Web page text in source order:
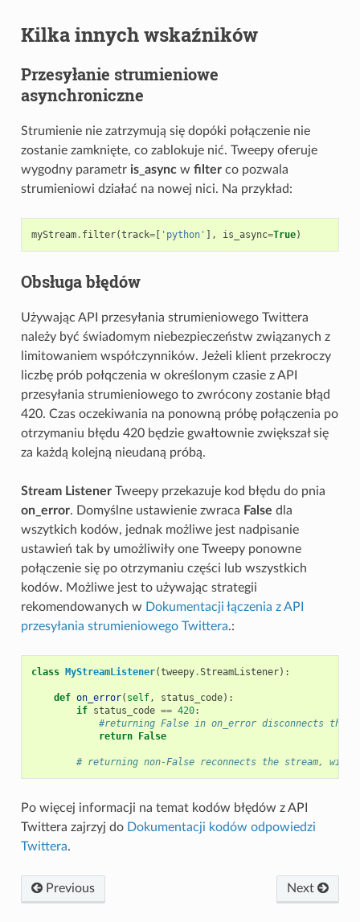
Kilka innych wskaźników
Przesyłanie strumieniowe
asynchroniczne
Strumienie nie zatrzymują się dopóki połączenie nie
zostanie zamknięte, co zablokuje nić. Tweepy oferuje
wygodny parametr is_asyncw filterco pozwala
strumieniowi działać na nowej nici. Na przykład:
myStream. filter(track=[ 'python' ], is_async=True)
Obsługa błędów
Używając API przesyłania strumieniowego Twittera
należy być świadomym niebezpieczeństw związanych z
limitowaniem współczynników. Jeżeli klient przekroczy
liczbę prób połqczenia w określonym czasie z API
przesyłania strumieniowego to zwrócony zostanie błąd
420. Czas oczekiwania na ponowną próbę połączenia po
otrzymaniu błędu 420 będzie gwałtownie zwiększał się
za każdą kolejną nieudaną próbą.
Stream ListenerTweepy przekazuje kod błędu do pnia
on_error. Domyślne ustawienie zwraca False dla
wszytkich kodów, jednak możliwe jest nadpisanie
ustawień tak by umożliwiły one Tweepy ponowne
połączenie się po otrzymaniu części lub wszystkich
kodów. Możliwe jest to używając strategii
rekomendowanych w Dokumentacji łączenia z API
przesyłania strumieniowego Twittera.:
class MyStreamListener(tweepy.StreamListener):
def on_error( self, status_code):
if status_code == 420:
#returning False in on_error disconnects the
return False
# returning non-False reconnects the stream, with
Po więcej informacji na temat kodów błędów z API
Twittera zajrzyj do Dokumentacji kodów odpowiedzi
Twittera.
Next
Previous